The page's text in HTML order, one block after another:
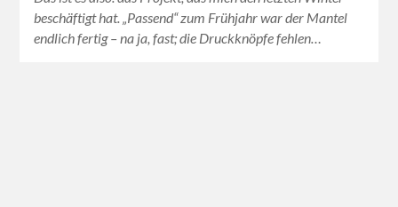
beschäftigt hat. „Passend“ zum Frühjahr war der Mantel
endlich fertig – na ja, fast; die Druckknöpfe fehlen…